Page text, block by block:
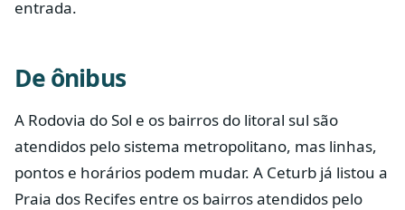
entrada.
De ônibus
A Rodovia do Sol e os bairros do litoral sul são
atendidos pelo sistema metropolitano, mas linhas,
pontos e horários podem mudar. A Ceturb já listou a
Praia dos Recifes entre os bairros atendidos pelo